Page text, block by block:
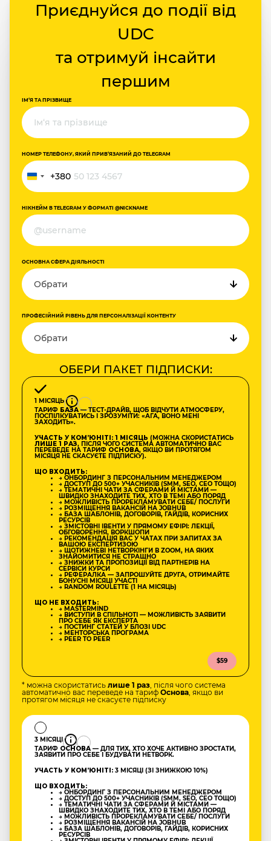
Приєднуйся до події від
UDC
та отримуй інсайти
першим
ІМ‘Я ТА ПРІЗВИЩЕ
НОМЕР ТЕЛЕФОНУ, ЯКИЙ ПРИВ‘ЯЗАНИЙ ДО TELEGRAM
Україна
+380
+380
НІКНЕЙМ В TELEGRAM У ФОРМАТІ @NICKNAME
ОСНОВНА СФЕРА ДІЯЛЬНОСТІ
ПРОФЕСІЙНИЙ РІВЕНЬ ДЛЯ ПЕРСОНАЛІЗАЦІЇ КОНТЕНТУ
ОБЕРИ ПАКЕТ ПІДПИСКИ:
1 МІСЯЦЬ
ТАРИФ БАЗА— ТЕСТ-ДРАЙВ, ЩОБ ВІДЧУТИ АТМОСФЕРУ,
ПОСПІЛКУВАТИСЬ І ЗРОЗУМІТИ: «АГА, ВОНО МЕНІ
ЗАХОДИТЬ».
УЧАСТЬ У КОМʼЮНІТІ: 1 МІСЯЦЬ (МОЖНА СКОРИСТАТИСЬ
ЛИШЕ 1 РАЗ, ПІСЛЯ ЧОГО СИСТЕМА АВТОМАТИЧНО ВАС
ПЕРЕВЕДЕ НА ТАРИФ ОСНОВА, ЯКЩО ВИ ПРОТЯГОМ
МІСЯЦЯ НЕ СКАСУЄТЕ ПІДПИСКУ).
ЩО ВХОДИТЬ:
→ ОНБОРДИНГ З ПЕРСОНАЛЬНИМ МЕНЕДЖЕРОМ
→ ДОСТУП ДО 500+ УЧАСНИКІВ (SMM, SEO, CEO ТОЩО)
→ ТЕМАТИЧНІ ЧАТИ ЗА СФЕРАМИ Й МІСТАМИ —
ШВИДКО ЗНАХОДИТЕ ТИХ, ХТО В ТЕМІ АБО ПОРЯД
→ МОЖЛИВІСТЬ ПРОРЕКЛАМУВАТИ СЕБЕ/ ПОСЛУГИ
→ РОЗМІЩЕННЯ ВАКАНСІЙ НА JOBHUB
→ БАЗА ШАБЛОНІВ, ДОГОВОРІВ, ГАЙДІВ, КОРИСНИХ
РЕСУРСІВ
→ ЗМІСТОВНІ ІВЕНТИ У ПРЯМОМУ ЕФІРІ: ЛЕКЦІЇ,
ОБГОВОРЕННЯ, ВОРКШОПИ
→ РЕКОМЕНДАЦІЯ ВАС У ЧАТАХ ПРИ ЗАПИТАХ ЗА
ВАШОЮ ЕКСПЕРТИЗОЮ
→ ЩОТИЖНЕВІ НЕТВОРКІНГИ В ZOOM, НА ЯКИХ
ЗНАЙОМИТИСЯ НЕ СТРАШНО
→ ЗНИЖКИ ТА ПРОПОЗИЦІЇ ВІД ПАРТНЕРІВ НА
СЕРВІСИ КУРСИ
→ РЕФЕРАЛКА — ЗАПРОШУЙТЕ ДРУГА, ОТРИМАЙТЕ
БОНУСНІ МІСЯЦІ УЧАСТІ
→ RANDOM ROULETTE (1 НА МІСЯЦЬ)
ЩО НЕ ВХОДИТЬ:
→ MASTERMIND
→ ВИСТУПИ В СПІЛЬНОТІ — МОЖЛИВІСТЬ ЗАЯВИТИ
ПРО СЕБЕ ЯК ЕКСПЕРТА
→ ПОСТИНГ СТАТЕЙ У БЛОЗІ UDC
→ МЕНТОРСЬКА ПРОГРАМА
→ PEER TO PEER
$59
* можна скористатись лише 1 раз, після чого система
автоматично вас переведе на тариф Основа, якщо ви
протягом місяця не скасуєте підписку
3 МІСЯЦІ
ТАРИФ ОСНОВА — ДЛЯ ТИХ, ХТО ХОЧЕ АКТИВНО ЗРОСТАТИ,
ЗАЯВИТИ ПРО СЕБЕ І БУДУВАТИ НЕТВОРК.
УЧАСТЬ У КОМʼЮНІТІ: 3 МІСЯЦІ (ЗІ ЗНИЖКОЮ 10%)
ЩО ВХОДИТЬ:
→ ОНБОРДИНГ З ПЕРСОНАЛЬНИМ МЕНЕДЖЕРОМ
→ ДОСТУП ДО 500+ УЧАСНИКІВ (SMM, SEO, CEO ТОЩО)
→ ТЕМАТИЧНІ ЧАТИ ЗА СФЕРАМИ Й МІСТАМИ —
ШВИДКО ЗНАХОДИТЕ ТИХ, ХТО В ТЕМІ АБО ПОРЯД
→ МОЖЛИВІСТЬ ПРОРЕКЛАМУВАТИ СЕБЕ/ ПОСЛУГИ
→ РОЗМІЩЕННЯ ВАКАНСІЙ НА JOBHUB
→ БАЗА ШАБЛОНІВ, ДОГОВОРІВ, ГАЙДІВ, КОРИСНИХ
РЕСУРСІВ